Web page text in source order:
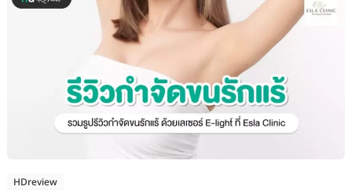
HDreview